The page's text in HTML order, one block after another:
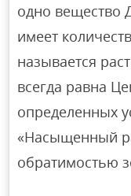
одно вещество
имеет
называется
всегда равна
определенных
«Насыщенный
обратимостью